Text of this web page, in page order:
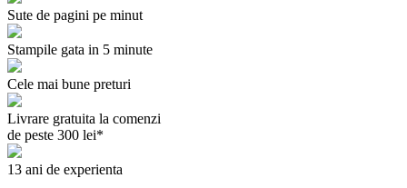
Sute de pagini pe minut
Stampile gata in 5 minute
Cele mai bune preturi
Livrare gratuita la comenzi
de peste 300 lei*
13 ani de experienta